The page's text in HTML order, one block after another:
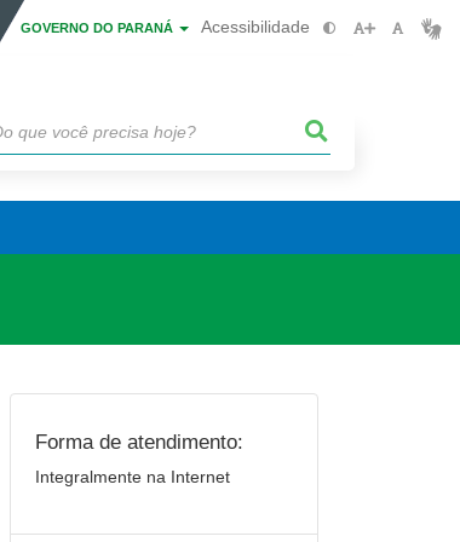
GOVERNO DO PARANÁ Acessibilidade
Forma de atendimento:
Integralmente na Internet